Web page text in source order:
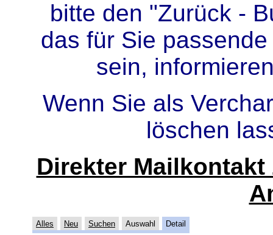
bitte den "Zurück -
das für Sie
sein,
Wenn Sie als
löschen
Direkter
Alles Neu Suchen Auswahl Detail